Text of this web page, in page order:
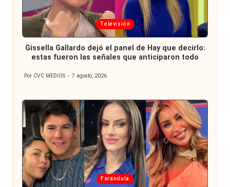
Publicada
en
Televisión
Gissella Gallardo dejó el panel de Hay que decirlo:
estas fueron las señales que anticiparon todo
Publicado
Por CVC MEDIOS 7 agosto, 2026
Publicada
Farándula